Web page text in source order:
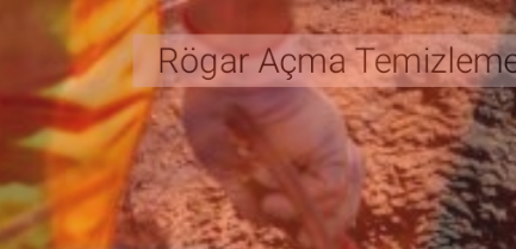
Kanal Açma Temizleme